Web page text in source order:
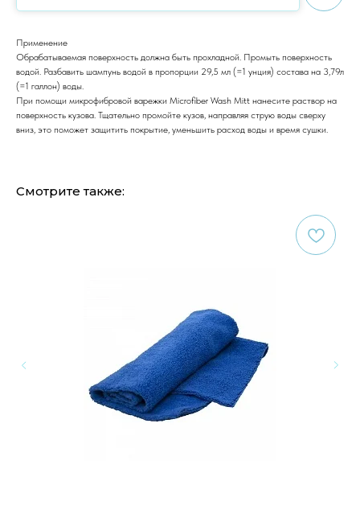
Применение
Обрабатываемая поверхность должна быть прохладной. Промыть поверхность
водой. Разбавить шампунь водой в пропорции 29,5 мл (=1 унция) состава на 3,79л
(=1 галлон) воды.
При помощи микрофибровой варежки Microfiber Wash Mitt нанесите раствор на
поверхность кузова. Тщательно промойте кузов, направляя струю воды сверху
вниз, это поможет защитить покрытие, уменьшить расход воды и время сушки.
Смотрите также: